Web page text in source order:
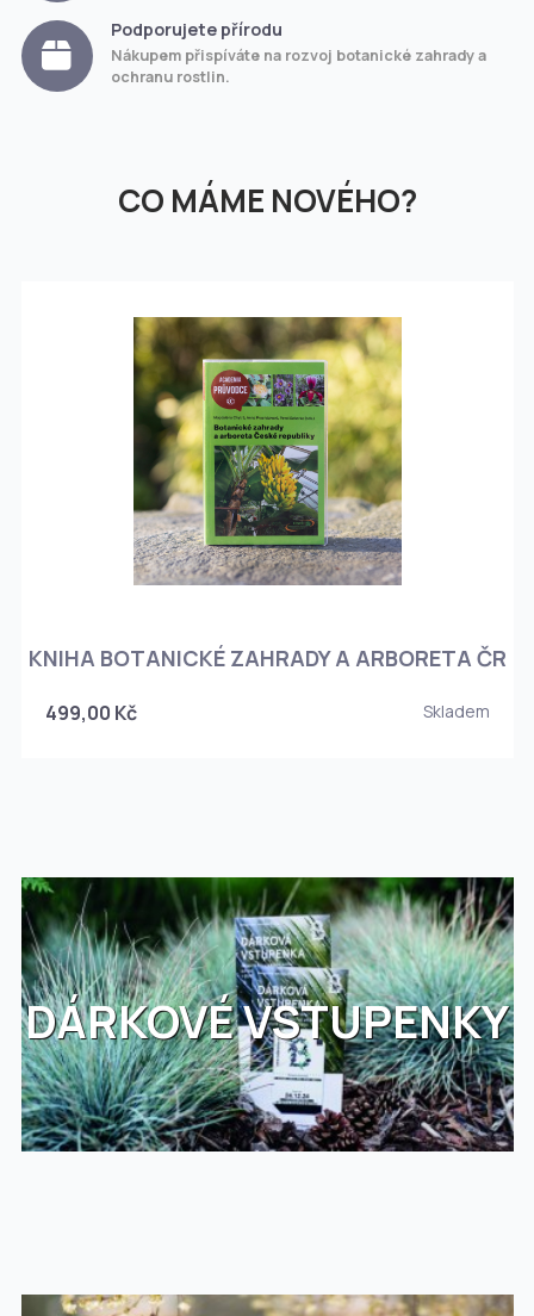
Podporujete přírodu
Nákupem přispíváte na rozvoj botanické zahrady a
ochranu rostlin.
CO MÁME NOVÉHO?
KNIHA BOTANICKÉ ZAHRADY A ARBORETA ČR
499,00 Kč Skladem
DÁRKOVÉ VSTUPENKY